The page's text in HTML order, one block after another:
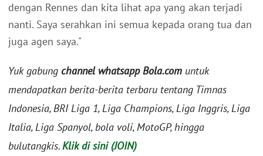
dengan Rennes dan kita lihat apa yang akan terjadi
nanti. Saya serahkan ini semua kepada orang tua dan
juga agen saya."
Yuk gabung channel whatsapp Bola.com untuk
mendapatkan berita-berita terbaru tentang Timnas
Indonesia, BRI Liga 1, Liga Champions, Liga Inggris, Liga
Italia, Liga Spanyol, bola voli, MotoGP, hingga
bulutangkis.Klik di sini (JOIN)